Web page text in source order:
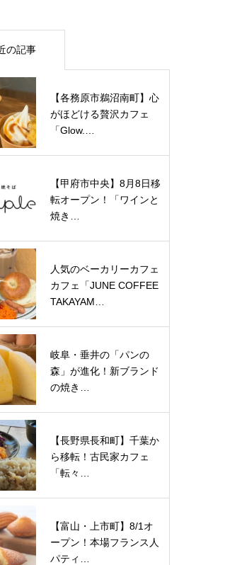
の記事
【各務原市鵜沼南町】心
がほどける贅沢カフェ
「Glow.…
【甲府市中央】8月8日移
転オープン！「ワインと
焼き…
人気のベーカリーカフェ
カフェ「JUNE COFFEE
TAKAYAM…
岐阜・垂井の「パンの
森」が進化！新ブランド
の焼き…
【長野県長和町】千葉か
ら移転！古民家カフェ
「転々…
【富山・上市町】8/1オ
ープン！本場フランス人
パティ…